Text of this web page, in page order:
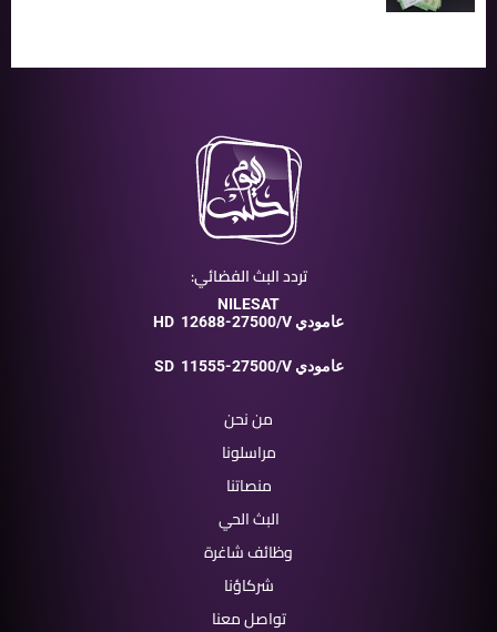
تردد البث الفضائي:
NILESAT
HD
12688-27500/V عامودي
SD 11555-27500/V عامودي
من نحن
مراسلونا
منصاتنا
البث الحي
وظائف شاغرة
شركاؤنا
تواصل معنا